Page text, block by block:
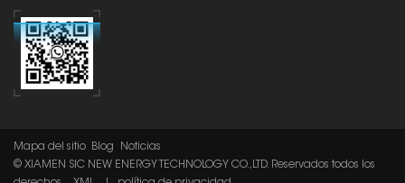
Mapa del sitio Blog
Noticias
© XIAMEN SIC NEW ENERGY TECHNOLOGY CO.,LTD. Reservados todos los